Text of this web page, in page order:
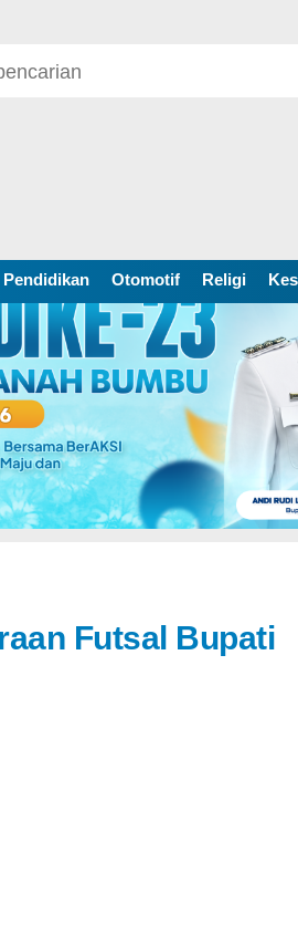
Pendidikan Otomotif Religi
Futsal Bupati